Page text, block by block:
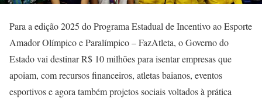
Para a edição 2025 do Programa Estadual de Incentivo ao Esporte
Amador Olímpico e Paralímpico – FazAtleta, o Governo do
Estado vai destinar R$ 10 milhões para isentar empresas que
apoiam, com recursos financeiros, atletas baianos, eventos
esportivos e agora também projetos sociais voltados à prática